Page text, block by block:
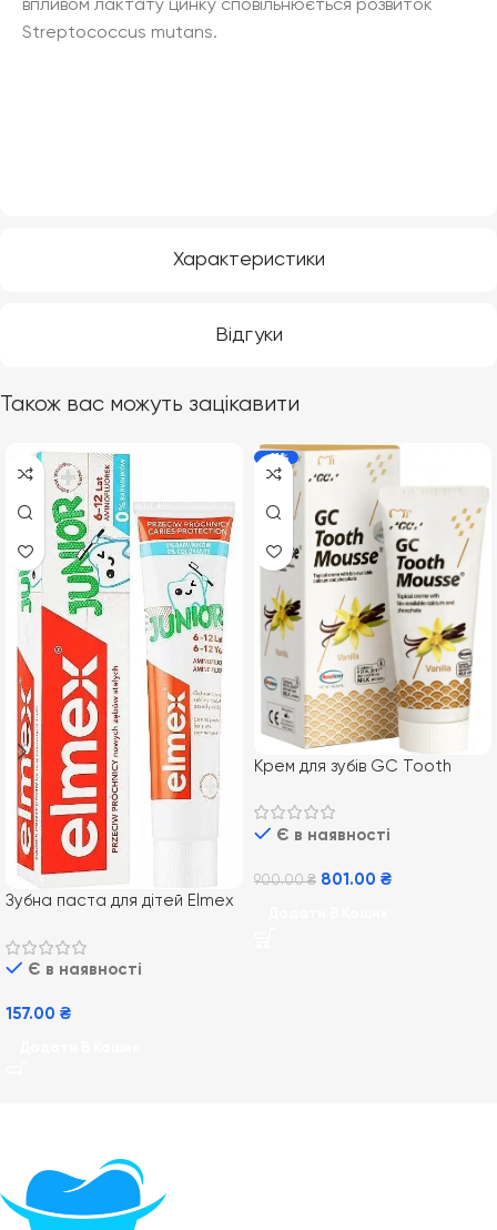
Характеристики
Відгуки
впливом лактату цинку сповільнюється розвиток
Streptococcus mutans.
Також вас можуть зацікавити
Зубна паста для дітей Elmex
Є в наявності
157.00 ₴
-11%
Крем для зубів GC Tooth
Ванільний
Є в наявності
900.00₴ 801.00 ₴